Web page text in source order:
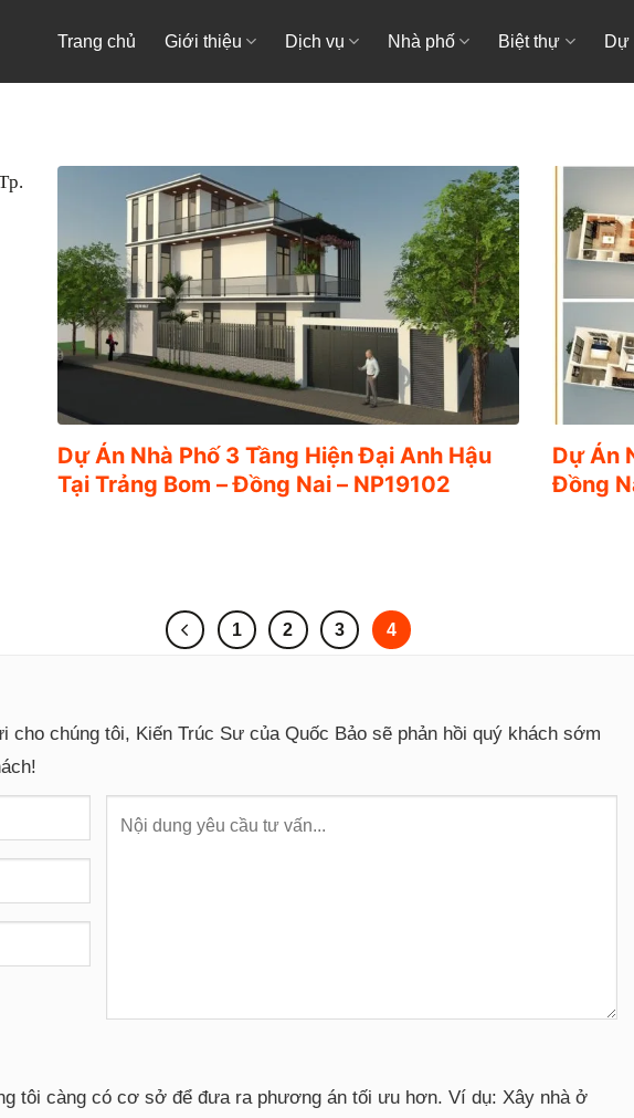
Trang chủ Giới thiệu Dịch vụ Nhà phố Biệt thự Dự
Dự Án Nhà Phố 3 Tầng Hiện Đại Anh Hậu
Tại Trảng Bom – Đồng Nai – NP19102
Dự Án
Đồng
1 2 3 4
chúng tôi, Kiến Trúc Sư của Quốc Bảo sẽ phản hồi quý khách sớm
tôi càng có cơ sở để đưa ra phương án tối ưu hơn. Ví dụ: Xây nhà ở